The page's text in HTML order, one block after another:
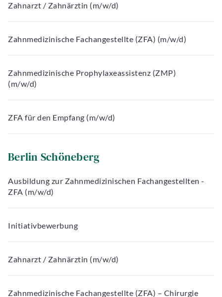
Zahnarzt / Zahnärztin (m/w/d)
Zahnmedizinische Fachangestellte (ZFA) (m/w/d)
Zahnmedizinische Prophylaxeassistenz (ZMP)
(m/w/d)
ZFA für den Empfang (m/w/d)
Berlin Schöneberg
Ausbildung zur Zahnmedizinischen Fachangestellten -
ZFA (m/w/d)
Initiativbewerbung
Zahnarzt / Zahnärztin (m/w/d)
Zahnmedizinische Fachangestellte (ZFA) – Chirurgie